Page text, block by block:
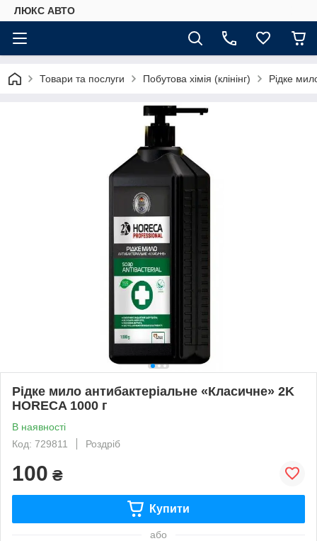
ЛЮКС АВТО
Товари та послуги Побутова хімія (клінінг) Рідке
Рідке мило антибактеріальне «Класичне» 2K
HORECA 1000 г
В наявності
Код: 729811
Роздріб
100 ₴
Купити
або